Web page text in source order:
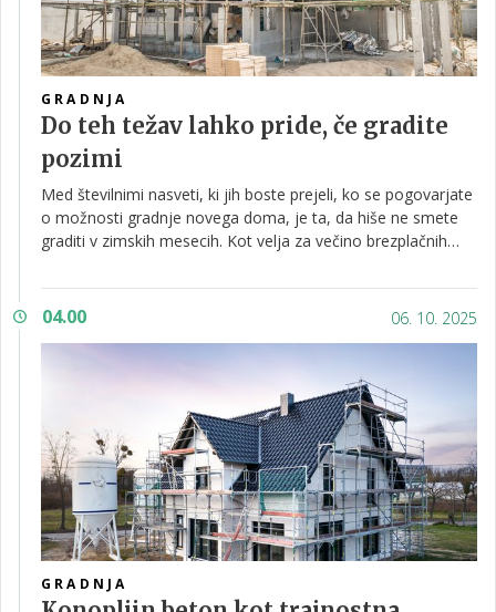
GRADNJA
Do teh težav lahko pride, če gradite
pozimi
Med številnimi nasveti, ki jih boste prejeli, ko se pogovarjate
o možnosti gradnje novega doma, je ta, da hiše ne smete
graditi v zimskih mesecih. Kot velja za večino brezplačnih
pride do določenih težav, to ne pomeni, da gradnja pozimi
ne more biti izpeljana kakovostno.
04.00 06. 10. 2025
GRADNJA